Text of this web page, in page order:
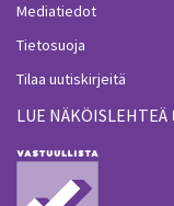
Mediatiedot
Tietosuoja
Tilaa uutiskirjeitä
LUE NÄKÖISLEHTEÄ